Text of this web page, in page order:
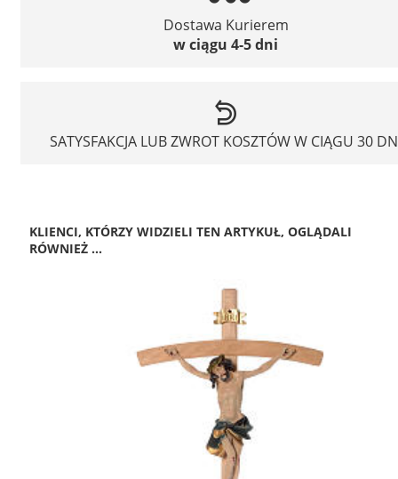
Dostawa Kurierem
w ciągu 4-5 dni
SATYSFAKCJA LUB ZWROT KOSZTÓW W CIĄGU 30
KLIENCI, KTÓRZY WIDZIELI TEN ARTYKUŁ, OGLĄDALI
RÓWNIEŻ ...